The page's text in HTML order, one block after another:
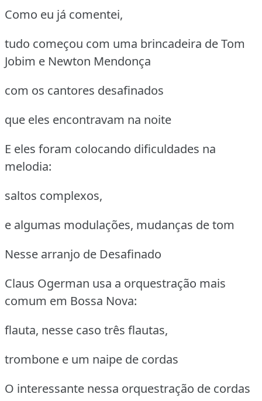
Como eu já comentei,
tudo começou com uma brincadeira de Tom
Jobim e Newton Mendonça
com os cantores desafinados
que eles encontravam na noite
E eles foram colocando dificuldades na
melodia:
saltos complexos,
e algumas modulações, mudanças de tom
Nesse arranjo de Desafinado
Claus Ogerman usa a orquestração mais
comum em Bossa Nova:
flauta, nesse caso três flautas,
trombone e um naipe de cordas
O interessante nessa orquestração de cordas